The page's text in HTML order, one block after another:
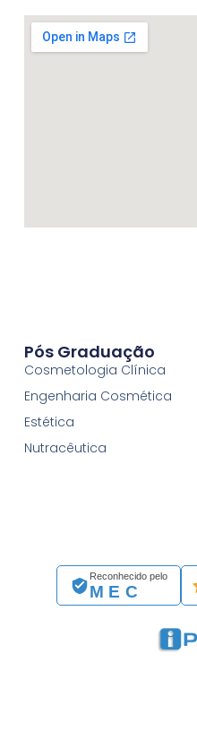
Reconhecido pelo
MEC
Pós Graduação
Cosmetologia Clínica
Engenharia Cosmética
Estética
Nutracêutica